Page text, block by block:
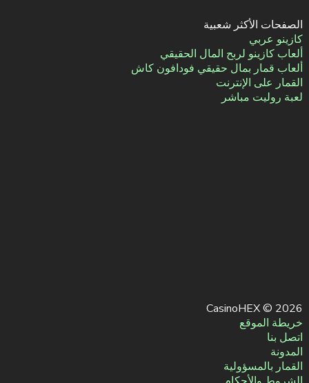
الصفحات الأكثر شعبية
كازينو عربي
ألعاب كازينو لربح المال الحقيقي
ألعاب قمار بمال حقيقي فودافون كاش
القمار على الإنترنت
لعبة روليت مباشر
2026 © CasinoHEX
خريطة الموقع
اتصل بنا
المدونة
القمار بالمسؤولية